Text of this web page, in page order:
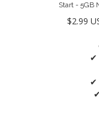
Start - 5GB
$2.99
✔
✔